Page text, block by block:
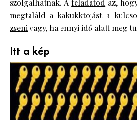
szolgálhatnak. A feladatod az,
megtaláld a kakukktojást a
zsenivagy, ha ennyi idő alatt meg
Itt a kép